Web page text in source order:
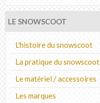
LE SNOWSCOOT
L'histoire du snowscoot
La pratique du snowscoot
Le matériel / accessoires
Les marques